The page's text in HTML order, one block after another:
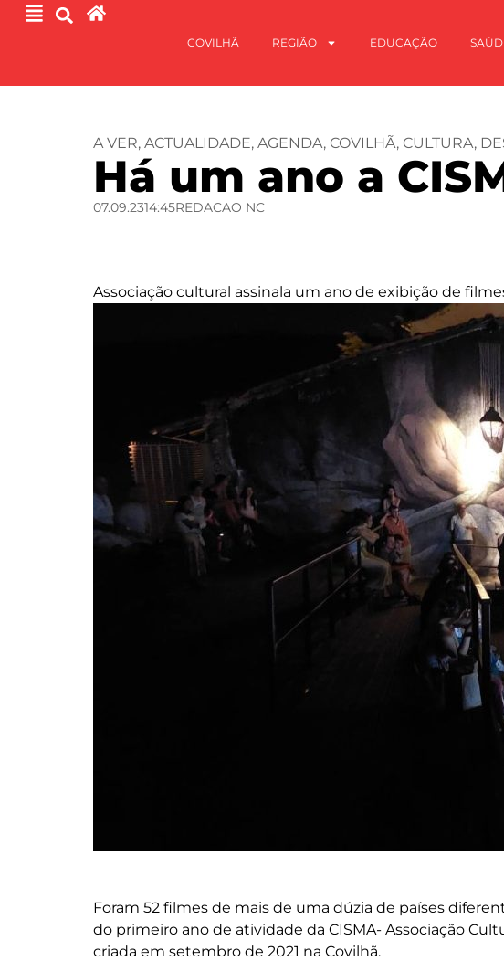
COVILHÃ REGIÃO EDUCAÇÃO
A VER, ACTUALIDADE, AGENDA, COVILHÃ, CULTURA,
Há um ano a
07.09.2314:45REDACAO NC
Associação cultural assinala um ano de exibição de
Foram 52 filmes de mais de uma dúzia de países
do primeiro ano de atividade da CISMA- Associação
criada em setembro de 2021 na Covilhã.